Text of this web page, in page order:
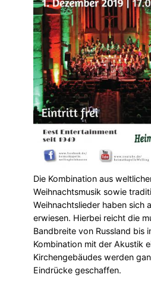
Die Kombination aus
Weihnachtsmusik sowie
Weihnachtslieder haben sich
erwiesen. Hierbei reicht die
Bandbreite von Russland bis
Kombination mit der Akustik
Kirchengebäudes werden
Eindrücke geschaffen.